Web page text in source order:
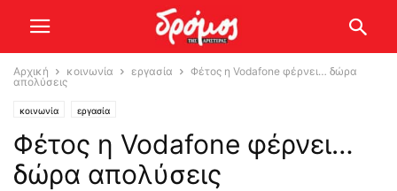
Αρχική κοινωνία εργασία
Φέτος η Vodafone φέρνει… δώρα
απολύσεις
κοινωνία εργασία
Φέτος η Vodafone φέρνει…
δώρα απολύσεις